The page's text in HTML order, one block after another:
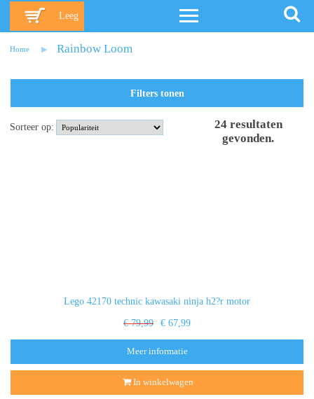
Leeg
Home Rainbow Loom
Filters tonen
Sorteer op: 24resultaten
gevonden.
Lego 42170 technic kawasaki ninja h2?r motor
€ 79,99 € 67,99
Meer informatie
In winkelwagen